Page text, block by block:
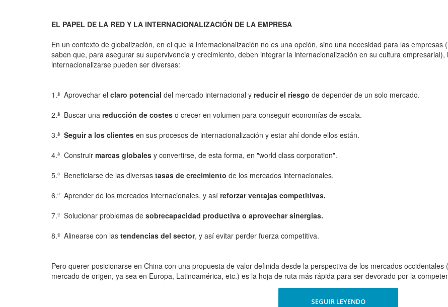
EL PAPEL DE LA RED Y LA INTERNACIONALIZACIÓN DE LA EMPRESA
En un contexto de globalización, en el que la internacionalización no es una opción, sino una necesidad para las
saben que, para asegurar su supervivencia y crecimiento, deben integrar la internacionalización en su cultura
internacionalizarse pueden ser diversas:
1.ª Aprovechar el claro potencial del mercado internacional y reducir el riesgo de depender de un solo mercado.
2.ª Buscar una reducción de costes o crecer en volumen para conseguir economías de escala.
3.ª Seguir a los clientes en sus procesos de internacionalización y estar ahí donde ellos están.
4.ª Construir marcas globales y convertirse, de esta forma, en "world class corporation".
5.ª Beneficiarse de las diversas tasas de crecimiento de los mercados internacionales.
6.ª Aprender de los mercados internacionales, y así reforzar ventajas competitivas.
7.ª Solucionar problemas de sobrecapacidad productiva o aprovechar sinergias.
8.ª Alinearse con las tendencias del sector, y así evitar perder fuerza competitiva.
Pero querer posicionarse en China con una propuesta de valor definida desde la perspectiva de los mercados
mercado de origen, ya sea en Europa, Latinoamérica, etc.) es la hoja de ruta más rápida para ser devorado por la
SEGUIR LEYENDO